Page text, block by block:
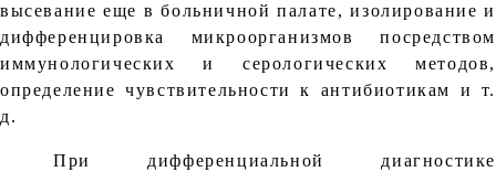
высевание еще в больничной палате, изолирование и
дифференцировка микроорганизмов посредством
иммунологических и серологических методов,
определение чувствительности к антибиотикам и т.
д.
При дифференциальной диагностике